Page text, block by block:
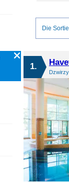
Die
1.